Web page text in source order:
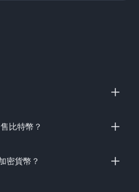
比特幣？
密貨幣？